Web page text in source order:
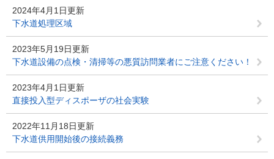
2024年4月1日更新
下水道処理区域
2023年5月19日更新
下水道設備の点検・清掃等の悪質訪問業者にご注意ください！
2023年4月1日更新
直接投入型ディスポーザの社会実験
2022年11月18日更新
下水道供用開始後の接続義務